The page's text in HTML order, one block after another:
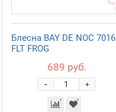
Блесна BAY DE NOC 7016
FLT FROG
689 руб.
+
-